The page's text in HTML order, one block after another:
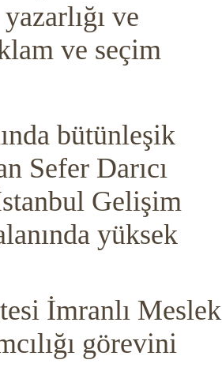
ve
ve seçim
bütünleşik
Sefer Darıcı
Gelişim
yüksek
İmranlı Meslek
görevini